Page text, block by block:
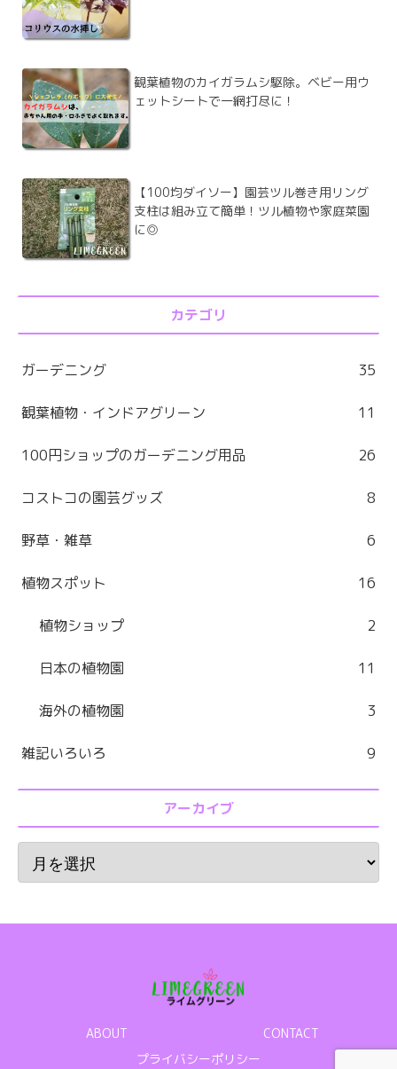
観葉植物のカイガラムシ駆除。ベビー用ウ
ェットシートで一網打尽に！
【100均ダイソー】園芸ツル巻き用リング
支柱は組み立て簡単！ツル植物や家庭菜園
に◎
カテゴリ
ガーデニング 35
観葉植物・インドアグリーン 11
100円ショップのガーデニング用品 26
コストコの園芸グッズ 8
野草・雑草 6
植物スポット 16
植物ショップ 2
日本の植物園 11
海外の植物園 3
雑記いろいろ 9
アーカイブ
ABOUT
CONTACT
プライバシーポリシー